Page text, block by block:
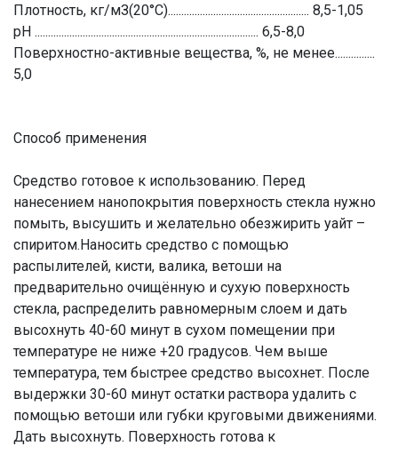
Плотность, кг/мЗ(20°С)..................................................... 8,5-1,05
рН .................................................................................... 6,5-8,0
Поверхностно-активные вещества, %, не менее...............
5,0
Способ применения
Средство готовое к использованию. Перед
нанесением нанопокрытия поверхность стекла нужно
помыть, высушить и желательно обезжирить уайт –
спиритом.Наносить средство с помощью
распылителей, кисти, валика, ветоши на
предварительно очищённую и сухую поверхность
стекла, распределить равномерным слоем и дать
высохнуть 40-60 минут в сухом помещении при
температуре не ниже +20 градусов. Чем выше
температура, тем быстрее средство высохнет. После
выдержки 30-60 минут остатки раствора удалить с
помощью ветоши или губки круговыми движениями.
Дать высохнуть. Поверхность готова к